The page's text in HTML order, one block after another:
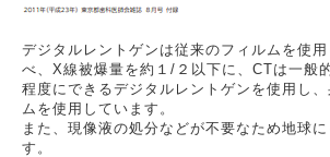
デジタルレントゲンは従来のフィルムを使
べ、X線被爆量を約１/２以下に、CTは一般
程度にできるデジタルレントゲンを使用し
ムを使用しています。
また、現像液の処分などが不要なため地球
す。